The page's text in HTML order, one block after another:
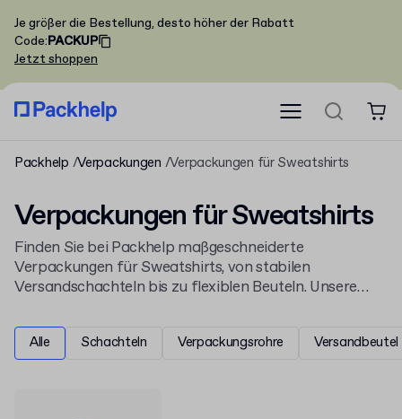
Je größer die Bestellung, desto höher der Rabatt
Code:PACKUP
Jetzt shoppen
Packhelp Verpackungen Verpackungen für Sweatshirts
Verpackungen für Sweatshirts
Finden Sie bei Packhelp maßgeschneiderte
Verpackungen für Sweatshirts, von stabilen
Versandschachteln bis zu flexiblen Beuteln. Unsere
Bekleidungs- und Modeverpackungen
Ihre Produkte zuverlässig. Entdecken Sie alle unsere
Verpackungen
Alle Schachteln Verpackungsrohre Versandbeutel